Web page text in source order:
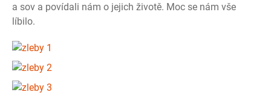
a sov a povídali nám o jejich životě. Moc se nám vše
líbilo.